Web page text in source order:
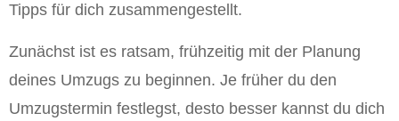
Tipps für dich zusammengestellt.
Zunächst ist es ratsam, frühzeitig mit der Planung
deines Umzugs zu beginnen. Je früher du den
Umzugstermin festlegst, desto besser kannst du dich